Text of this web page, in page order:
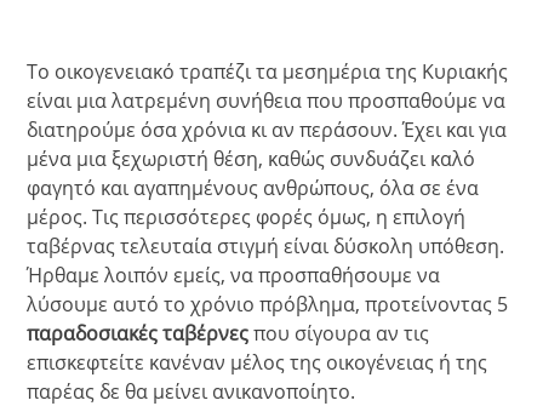
Το οικογενειακό τραπέζι τα μεσημέρια της Κυριακής
είναι μια λατρεμένη συνήθεια που προσπαθούμε να
διατηρούμε όσα χρόνια κι αν περάσουν. Έχει και για
μένα μια ξεχωριστή θέση, καθώς συνδυάζει καλό
φαγητό και αγαπημένους ανθρώπους, όλα σε ένα
μέρος. Τις περισσότερες φορές όμως, η επιλογή
ταβέρνας τελευταία στιγμή είναι δύσκολη υπόθεση.
Ήρθαμε λοιπόν εμείς, να προσπαθήσουμε να
λύσουμε αυτό το χρόνιο πρόβλημα, προτείνοντας 5
παραδοσιακές ταβέρνεςπου σίγουρα αν τις
επισκεφτείτε κανέναν μέλος της οικογένειας ή της
παρέας δε θα μείνει ανικανοποίητο.